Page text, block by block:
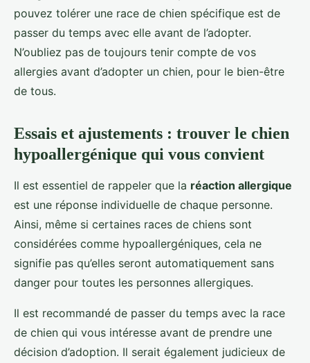
pouvez tolérer une race de chien spécifique est de
passer du temps avec elle avant de l’adopter.
N’oubliez pas de toujours tenir compte de vos
allergies avant d’adopter un chien, pour le bien-être
de tous.
Essais et ajustements : trouver le chien
hypoallergénique qui vous convient
Il est essentiel de rappeler que la réaction allergique
est une réponse individuelle de chaque personne.
Ainsi, même si certaines races de chiens sont
considérées comme hypoallergéniques, cela ne
signifie pas qu’elles seront automatiquement sans
danger pour toutes les personnes allergiques.
Il est recommandé de passer du temps avec la race
de chien qui vous intéresse avant de prendre une
décision d’adoption. Il serait également judicieux de